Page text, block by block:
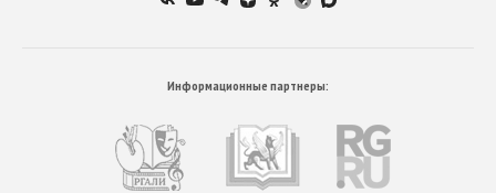
Информационные партнеры: